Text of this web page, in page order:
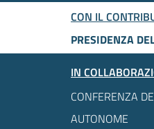
CON IL
PRESIDENZA
IN
CONFERENZA
AUTONOME